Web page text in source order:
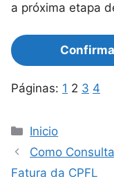
a próxima etapa
Páginas: 1 2 3 4
Categorias
Inicio
Como
Fatura da CPFL